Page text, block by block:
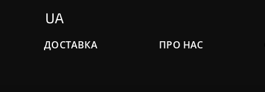
UA
ДОСТАВКА ПРО НАС